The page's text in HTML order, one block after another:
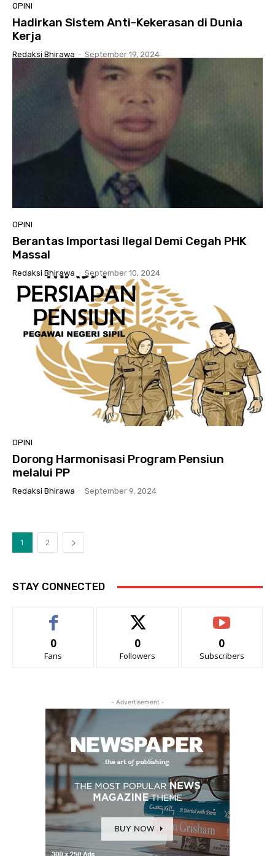
OPINI
Hadirkan Sistem Anti-Kekerasan di Dunia
Kerja
Redaksi Bhirawa - September 19, 2024
OPINI
Berantas Importasi Ilegal Demi Cegah PHK
Massal
Redaksi Bhirawa - September 10, 2024
OPINI
Dorong Harmonisasi Program Pensiun
melalui PP
Redaksi Bhirawa - September 9, 2024
1 2
STAY CONNECTED
0
Fans
0
Followers
0
Subscribers
- Advertisement -